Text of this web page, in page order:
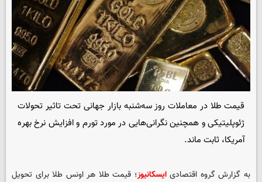
قیمت طلا در معاملات روز سه­‌شنبه بازار جهانی تحت تاثیر تحولات
ژئوپلیتیکی و همچنین نگرانی‌هایی در مورد تورم و افزایش نرخ بهره
آمریکا، ثابت ماند.
به گزارش گروه اقتصادیایسکانیوز؛ قیمت طلا هر اونس طلا برای تحویل